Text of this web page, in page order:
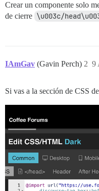
Crear un componente solo
de cierre \u003c/
IAmGav (Gavin Perch) 9
2
Si vas a la sección de CSS